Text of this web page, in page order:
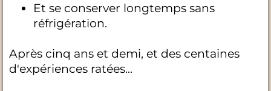
Et se conserver longtemps sans
réfrigération.
Après cinq ans et demi, et des centaines
d'expériences ratées...